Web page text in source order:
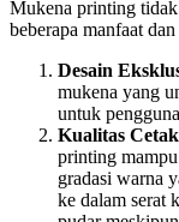
Mukena printing
beberapa manfaat
Desain
mukena yang
untuk
Kualitas
printing
gradasi warna
ke dalam serat